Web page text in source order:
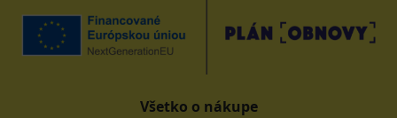
Všetko o nákupe